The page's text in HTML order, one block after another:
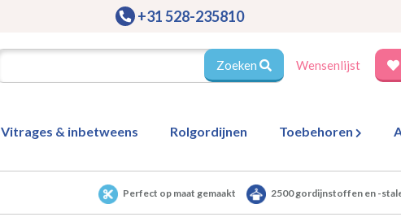
+31 528-235810
Zoeken Wensenlijst
Vitrages & inbetweens Rolgordijnen Toebehoren
Perfect op maat gemaakt 2500 gordijnstoffen en -